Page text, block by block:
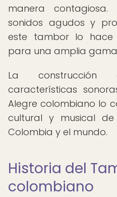
manera
sonidos agudos y
este tambor lo hace
para una amplia gama
La
características
Alegre colombiano lo
cultural y musical
Colombia y el mundo.
Historia del
colombiano